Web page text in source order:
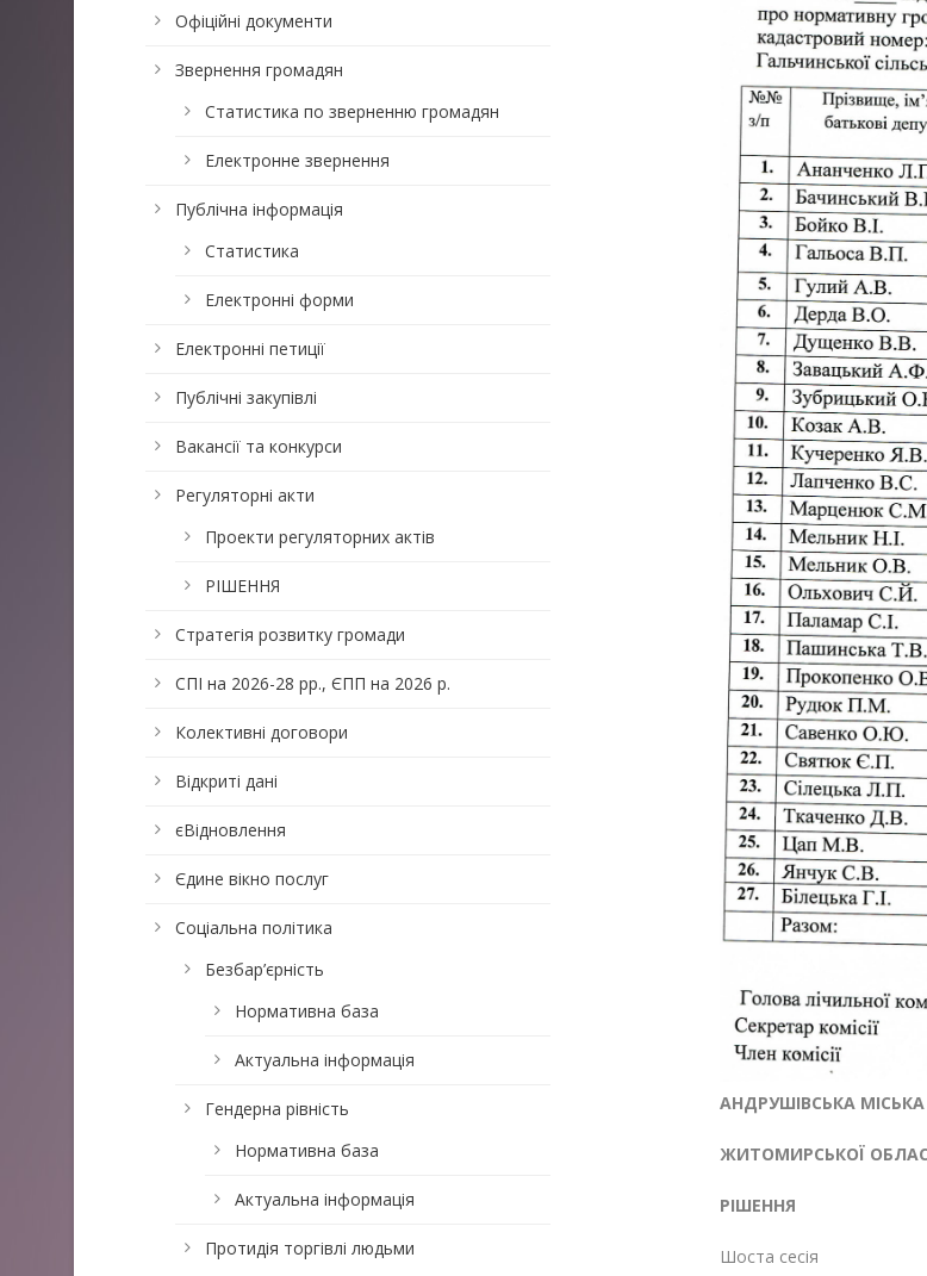
АНДРУШІВСЬКА
ЖИТОМИРСЬКОЇ
РІШЕННЯ
Шоста сесія
Офіційні документи
Звернення громадян
Статистика по зверненню громадян
Електронне звернення
Публічна інформація
Статистика
Електронні форми
Електронні петиції
Публічні закупівлі
Вакансії та конкурси
Регуляторні акти
Проекти регуляторних актів
РІШЕННЯ
Стратегія розвитку громади
СПІ на 2026-28 рр., ЄПП на 2026 р.
Колективні договори
Відкриті дані
єВідновлення
Єдине вікно послуг
Соціальна політика
Безбар’єрність
Нормативна база
Актуальна інформація
Гендерна рівність
Нормативна база
Актуальна інформація
Протидія торгівлі людьми